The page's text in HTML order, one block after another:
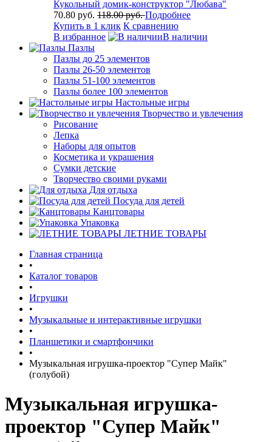
Кукольный домик-конструктор "Любава"
70.80 руб. 118.00 руб.Подробнее
Купить в 1 клик К сравнению
В избранное
В наличии
Пазлы
Пазлы до 25 элементов
Пазлы 26-50 элементов
Пазлы 51-100 элементов
Пазлы более 100 элементов
Настольные игры
Творчество и увлечения
Рисование
Лепка
Наборы для опытов
Косметика и украшения
Сумки детские
Творчество своими руками
Для отдыха
Посуда для детей
Канцтовары
Упаковка
ЛЕТНИЕ ТОВАРЫ
Главная страница
•
Каталог товаров
•
Игрушки
•
Музыкальные и интерактивные игрушки
•
Планшетики и смартфончики
•
Музыкальная игрушка-проектор "Супер Майк"
(голубой)
Музыкальная игрушка-
проектор "Супер Майк"